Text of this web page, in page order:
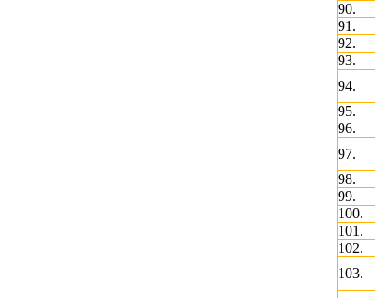
90.
91.
92.
93.
94.
95.
96.
97.
98.
99.
100.
101.
102.
103.